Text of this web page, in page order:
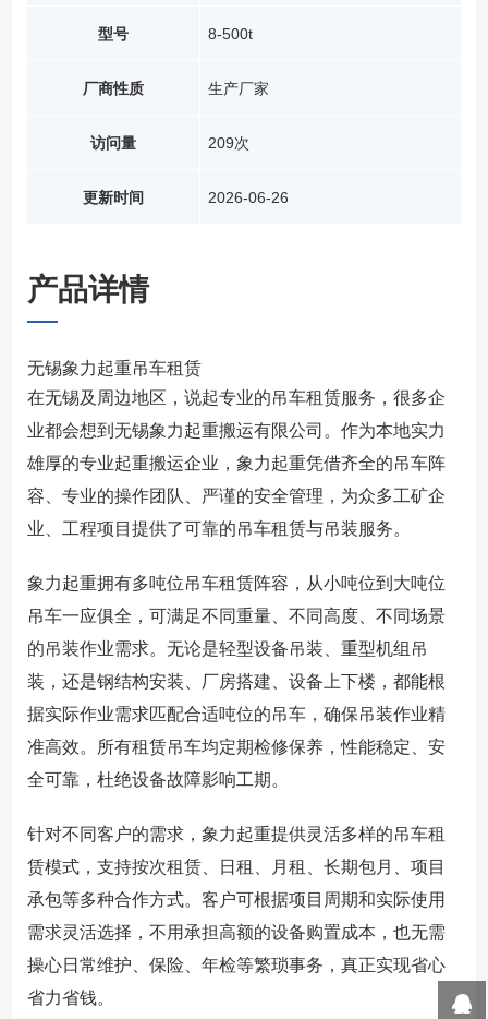
型号
厂商性质
访问量
更新时间
8-500t
生产厂家
209次
2026-06-26
产品详情
无锡象力起重吊车租赁
在无锡及周边地区，说起专业的吊车租赁服务，很多企
业都会想到无锡象力起重搬运有限公司。作为本地实力
雄厚的专业起重搬运企业，象力起重凭借齐全的吊车阵
容、专业的操作团队、严谨的安全管理，为众多工矿企
业、工程项目提供了可靠的吊车租赁与吊装服务。
象力起重拥有多吨位吊车租赁阵容，从小吨位到大吨位
吊车一应俱全，可满足不同重量、不同高度、不同场景
的吊装作业需求。无论是轻型设备吊装、重型机组吊
装，还是钢结构安装、厂房搭建、设备上下楼，都能根
据实际作业需求匹配合适吨位的吊车，确保吊装作业精
准高效。所有租赁吊车均定期检修保养，性能稳定、安
全可靠，杜绝设备故障影响工期。
针对不同客户的需求，象力起重提供灵活多样的吊车租
赁模式，支持按次租赁、日租、月租、长期包月、项目
承包等多种合作方式。客户可根据项目周期和实际使用
需求灵活选择，不用承担高额的设备购置成本，也无需
操心日常维护、保险、年检等繁琐事务，真正实现省心
省力省钱。